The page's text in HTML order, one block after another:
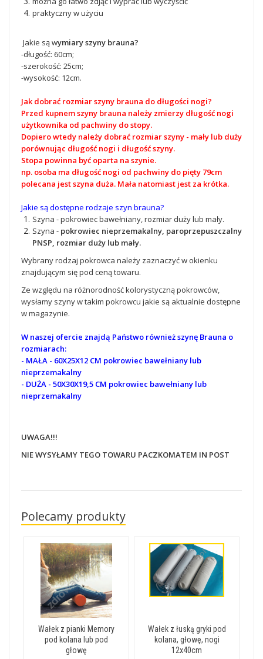
praktyczny w użyciu
Jakie są wymiary szyny brauna?
-długość: 60cm;
-szerokość: 25cm;
-wysokość: 12cm.
Jak dobrać rozmiar szyny brauna do długości nogi?
Przed kupnem szyny brauna należy zmierzy długość nogi
użytkownika od pachwiny do stopy.
Dopiero wtedy należy dobrać rozmiar szyny - mały lub duży
porównując długość nogi i długość szyny.
Stopa powinna być oparta na szynie.
np. osoba ma długość nogi od pachwiny do pięty 79cm
polecana jest szyna duża. Mała natomiast jest za krótka.
Jakie są dostępne rodzaje szyn brauna?
Szyna - pokrowiec bawełniany, rozmiar duży lub mały.
Szyna - pokrowiec nieprzemakalny, paroprzepuszczalny
PNSP, rozmiar duży lub mały.
Wybrany rodzaj pokrowca należy zaznaczyć w okienku
znajdującym się pod ceną towaru.
Ze względu na różnorodność kolorystyczną pokrowców,
wysłamy szyny w takim pokrowcu jakie są aktualnie dostępne
w magazynie.
W naszej ofercie znajdą Państwo również szynę Brauna o
rozmiarach:
- MAŁA - 60X25X12 CM pokrowiec bawełniany lub
nieprzemakalny
- DUŻA - 50X30X19,5 CM pokrowiec bawełniany lub
nieprzemakalny
UWAGA!!!
NIE WYSYŁAMY TEGO TOWARU PACZKOMATEM IN POST
Polecamy produkty
Wałek z pianki Memory
pod kolana lub pod
głowę
Wałek z łuską gryki pod
kolana, głowę, nogi
12x40cm